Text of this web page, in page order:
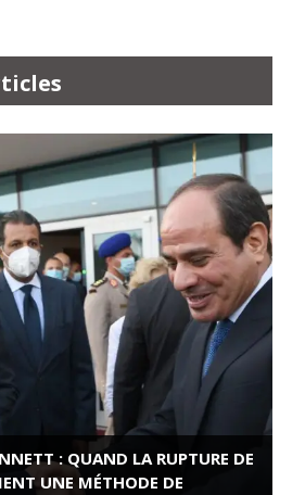
: QUAND LA RUPTURE DE
UNE MÉTHODE DE